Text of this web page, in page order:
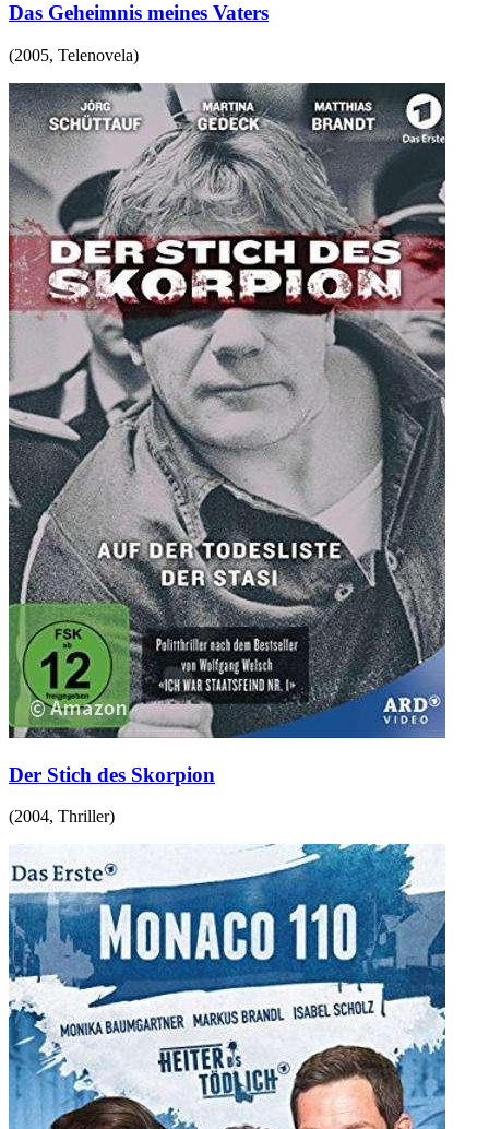
Das Geheimnis meines Vaters
(2005, Telenovela)
Der Stich des Skorpion
(2004, Thriller)